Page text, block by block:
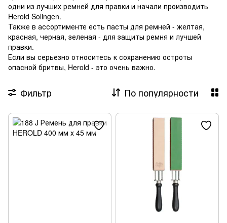
одни из лучших ремней для правки и начали производить
Herold Solingen.
Также в ассортименте есть пасты для ремней - желтая,
красная, черная, зеленая - для защиты ремня и лучшей
правки.
Если вы серьезно относитесь к сохранению остроты
опасной бритвы, Herold - это очень важно.
Фильтр По популярности